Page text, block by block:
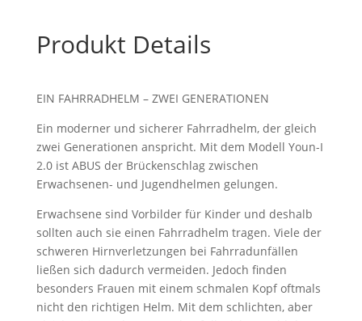
Produkt Details
EIN FAHRRADHELM – ZWEI GENERATIONEN
Ein moderner und sicherer Fahrradhelm, der gleich
zwei Generationen anspricht. Mit dem Modell Youn-I
2.0 ist ABUS der Brückenschlag zwischen
Erwachsenen- und Jugendhelmen gelungen.
Erwachsene sind Vorbilder für Kinder und deshalb
sollten auch sie einen Fahrradhelm tragen. Viele der
schweren Hirnverletzungen bei Fahrradunfällen
ließen sich dadurch vermeiden. Jedoch finden
besonders Frauen mit einem schmalen Kopf oftmals
nicht den richtigen Helm. Mit dem schlichten, aber